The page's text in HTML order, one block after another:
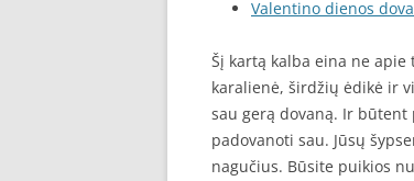
Valentino dienos
Šį kartą kalba eina ne
karalienė, širdžių ėdikė ir
sau gerą dovaną. Ir
padovanoti sau. Jūsų
nagučius. Būsite puikios